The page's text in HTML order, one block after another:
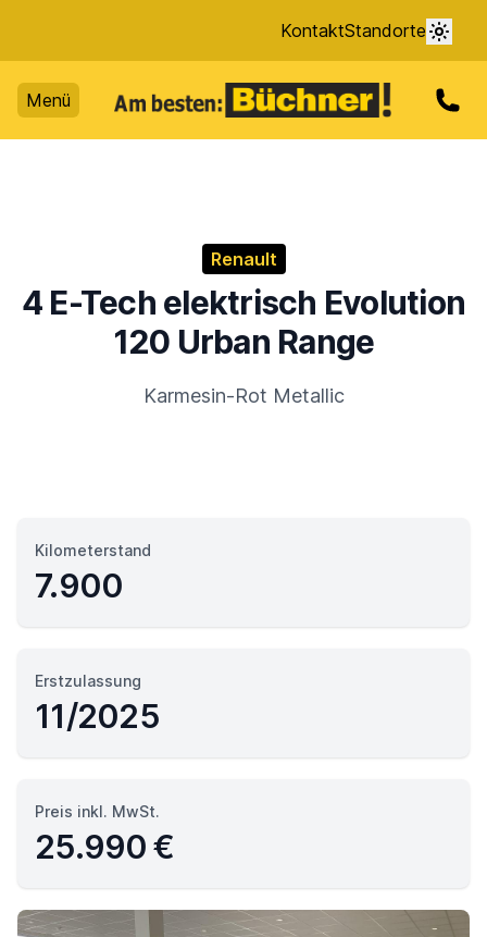
KontaktStandorte
Menü
Renault
4 E-Tech elektrisch Evolution
120 Urban Range
Karmesin-Rot Metallic
Kilometerstand
7.900
Erstzulassung
11/2025
Preis inkl. MwSt.
25.990 €